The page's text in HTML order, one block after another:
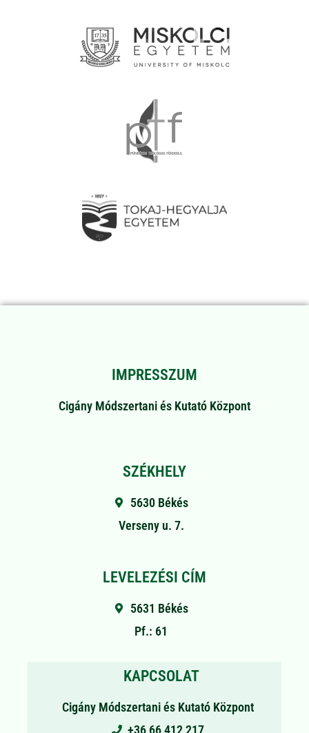
IMPRESSZUM
Cigány Módszertani és Kutató Központ
SZÉKHELY
5630 Békés
Verseny u. 7.
LEVELEZÉSI CÍM
5631 Békés
Pf.: 61
KAPCSOLAT
Cigány Módszertani és Kutató Központ
+36 66 412 217